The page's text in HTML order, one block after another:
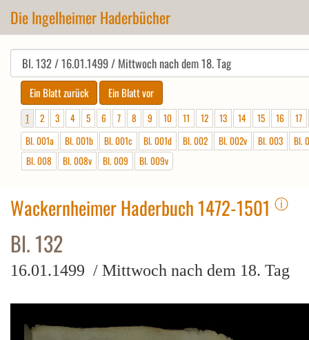
Die Ingelheimer Haderbücher
1 2 3 4 5 6 7 8 9 10 11 12 13 14 15 16
17
Bl. 001a
Bl. 001b Bl. 001c Bl. 001d Bl. 002 Bl. 002v Bl. 003
Bl.
Bl. 008
Bl. 008v Bl. 009 Bl. 009v
Wackernheimer Haderbuch 1472-1501 ⓘ
Bl. 132
16.01.1499 / Mittwoch nach dem 18. Tag